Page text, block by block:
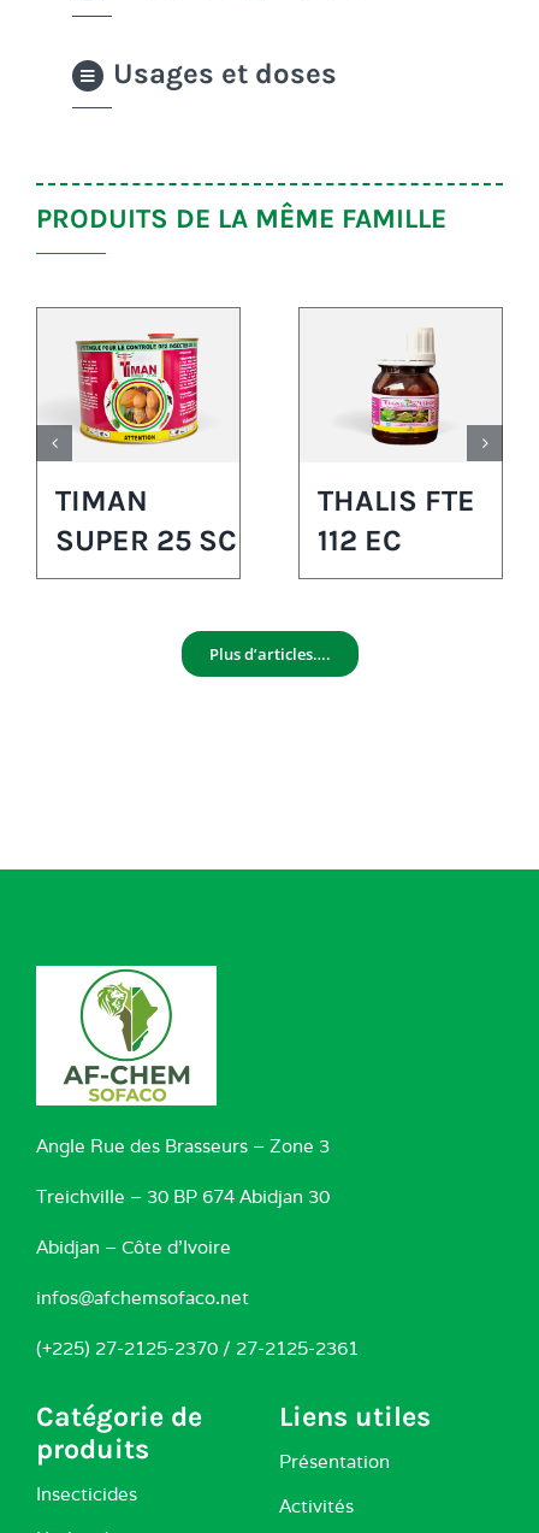
Usages et doses
PRODUITS DE LA MÊME FAMILLE
TIMAN
SUPER 25 SC
THALIS FTE
112 EC
Plus d’articles….
Angle Rue des Brasseurs – Zone 3
Treichville – 30 BP 674 Abidjan 30
Abidjan – Côte d’Ivoire
infos@afchemsofaco.net
(+225) 27-2125-2370 / 27-2125-2361
Catégorie de
produits
Insecticides
Liens utiles
Présentation
Activités